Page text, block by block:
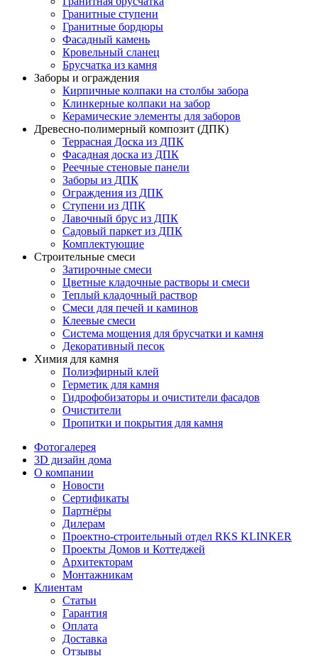
Гранитные ступени
Гранитные бордюры
Фасадный камень
Кровельный сланец
Брусчатка из камня
Заборы и ограждения
Кирпичные колпаки на столбы забора
Клинкерные колпаки на забор
Керамические элементы для заборов
Древесно-полимерный композит (ДПК)
Террасная Доска из ДПК
Фасадная доска из ДПК
Реечные стеновые панели
Заборы из ДПК
Ограждения из ДПК
Ступени из ДПК
Лавочный брус из ДПК
Садовый паркет из ДПК
Комплектующие
Строительные смеси
Затирочные смеси
Цветные кладочные растворы и смеси
Теплый кладочный раствор
Смеси для печей и каминов
Клеевые смеси
Система мощения для брусчатки и камня
Декоративный песок
Химия для камня
Полиэфирный клей
Герметик для камня
Гидрофобизаторы и очистители фасадов
Очистители
Пропитки и покрытия для камня
Фотогалерея
3D дизайн дома
О компании
Новости
Сертификаты
Партнёры
Дилерам
Проектно-строительный отдел RKS KLINKER
Проекты Домов и Коттеджей
Архитекторам
Монтажникам
Клиентам
Статьи
Гарантия
Оплата
Доставка
Отзывы